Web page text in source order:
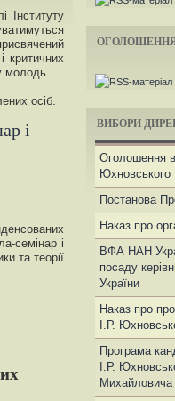
Інституту
критичних
молодь.
осіб.
і
семінар і
та теорії
ВИБОРИ
Оголошення
Юхновського
Постанова
Наказ про
ВФА НАН
посаду
України
Наказ про
І.Р.
Програма
І.Р.
Михайловича